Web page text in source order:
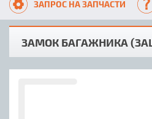
ЗАПРОС НА ЗАПЧАСТИ
ЗАМОК БАГАЖНИКА